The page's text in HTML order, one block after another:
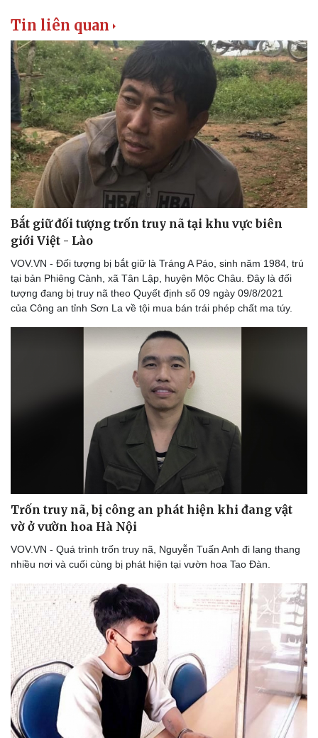
Doanh nghiệp
Thông tin doanh nghiệp
Doanh nghiệp 24h
Doanh nhân
Vì cộng đồng
Công nghệ
Sành điệu
Tin Công nghệ
Trải nghiệm
Chuyển đổi số
Sức khỏe
Đời sống
Tin liên quan
Bắt giữ đối tượng trốn truy nã tại khu vực biên
giới Việt - Lào
VOV.VN - Đối tượng bị bắt giữ là Tráng A Páo, sinh năm 1984, trú
tại bản Phiêng Cành, xã Tân Lập, huyện Mộc Châu. Đây là đối
tượng đang bị truy nã theo Quyết định số 09 ngày 09/8/2021
của Công an tỉnh Sơn La về tội mua bán trái phép chất ma túy.
Trốn truy nã, bị công an phát hiện khi đang vật
vờ ở vườn hoa Hà Nội
VOV.VN - Quá trình trốn truy nã, Nguyễn Tuấn Anh đi lang thang
nhiều nơi và cuối cùng bị phát hiện tại vườn hoa Tao Đàn.